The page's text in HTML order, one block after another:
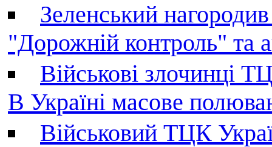
Зеленський
"Дорожній контроль" та
Військові злочинці
В Україні масове
Військовий ТЦК